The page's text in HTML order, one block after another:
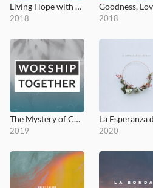
Living Hope with O Praise the Name (Anástasis)
2018 2018
The Mystery of Christmas
2019 2020